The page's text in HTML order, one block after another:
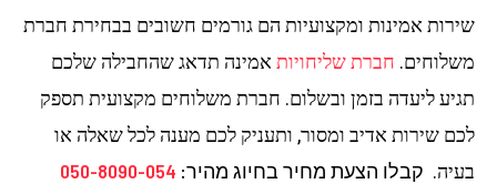
אמינות ומקצועיות הם גורמים חשובים בבחירת חברת
חברת שליחויותאמינה תדאג שהחבילה שלכם
ליעדה בזמן ובשלום. חברת משלוחים מקצועית תספק
שירות אדיב ומסור, ותעניק לכם מענה לכל שאלה או
קבלו הצעת מחיר בחיוג מהיר:050-8090-054